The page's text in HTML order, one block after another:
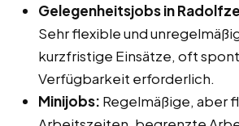
Gelegenheitsjobs in
Sehr flexible und
kurzfristige Einsätze, oft
Verfügbarkeit erforderlich.
Minijobs: Regelmäßige, aber